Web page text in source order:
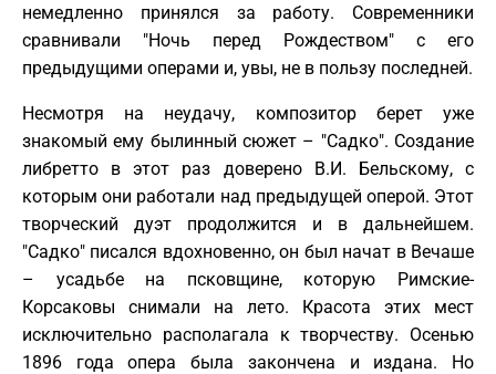
немедленно принялся за работу. Современники
сравнивали "Ночь перед Рождеством" с его
предыдущими операми и, увы, не в пользу последней.
Несмотря на неудачу, композитор берет уже
знакомый ему былинный сюжет – "Садко". Создание
либретто в этот раз доверено В.И. Бельскому, с
которым они работали над предыдущей оперой. Этот
творческий дуэт продолжится и в дальнейшем.
"Садко" писался вдохновенно, он был начат в Вечаше
– усадьбе на псковщине, которую Римские-
Корсаковы снимали на лето. Красота этих мест
исключительно располагала к творчеству. Осенью
1896 года опера была закончена и издана. Но